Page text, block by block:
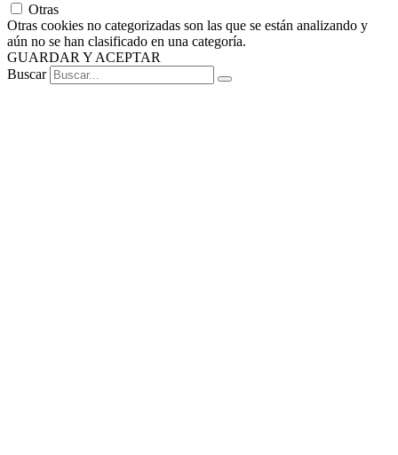
Otras
Otras cookies no categorizadas son las que se están analizando y
aún no se han clasificado en una categoría.
GUARDAR Y ACEPTAR
Buscar